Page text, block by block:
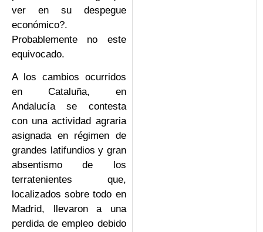
ver en su despegue
económico?.
Probablemente no este
equivocado.
A los cambios ocurridos
en Cataluña, en
Andalucía se contesta
con una actividad agraria
asignada en régimen de
grandes latifundios y gran
absentismo de los
terratenientes que,
localizados sobre todo en
Madrid, llevaron a una
perdida de empleo debido